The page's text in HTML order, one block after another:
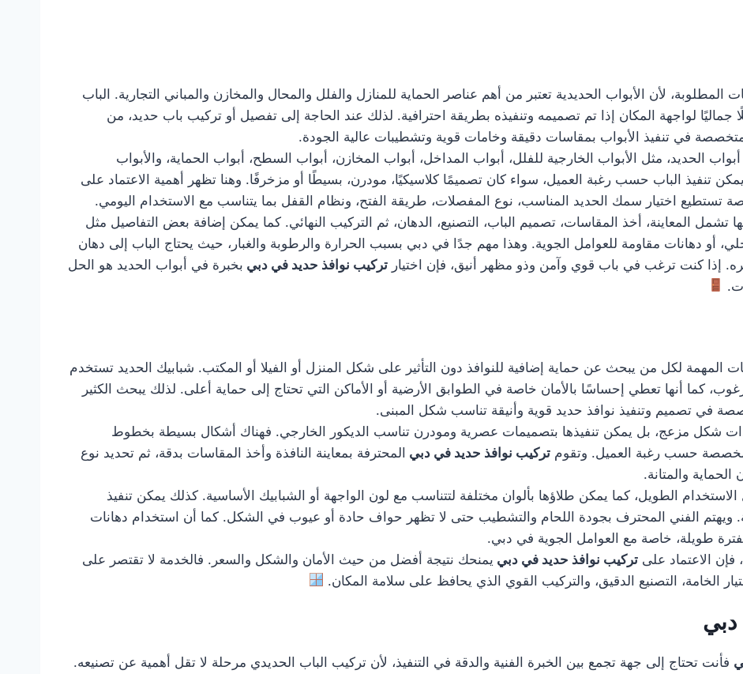
المطلوبة، لأن الأبواب الحديدية تعتبر من أهم عناصر الحماية للمنازل والفلل والمحال والمخازن والمباني التجارية. الباب
لواجهة المكان إذا تم تصميمه وتنفيذه بطريقة احترافية. لذلك عند الحاجة إلى تفصيل أو تركيب باب حديد، من
في تنفيذ الأبواب بمقاسات دقيقة وخامات قوية وتشطيبات عالية الجودة.
الحديد، مثل الأبواب الخارجية للفلل، أبواب المداخل، أبواب المخازن، أبواب السطح، أبواب الحماية، والأبواب
تنفيذ الباب حسب رغبة العميل، سواء كان تصميمًا كلاسيكيًا، مودرن، بسيطًا أو مزخرفًا. وهنا تظهر أهمية الاعتماد على
تستطيع اختيار سمك الحديد المناسب، نوع المفصلات، طريقة الفتح، ونظام القفل بما يتناسب مع الاستخدام اليومي.
المعاينة، أخذ المقاسات، تصميم الباب، التصنيع، الدهان، ثم التركيب النهائي. كما يمكن إضافة بعض التفاصيل مثل
أو دهانات مقاومة للعوامل الجوية. وهذا مهم جدًا في دبي بسبب الحرارة والرطوبة والغبار، حيث يحتاج الباب إلى دهان
إذا كنت ترغب في باب قوي وآمن وذو مظهر أنيق، فإن اختيار تركيب نوافذ حديد في دبي بخبرة في أبواب الحديد هو الحل
المهمة لكل من يبحث عن حماية إضافية للنوافذ دون التأثير على شكل المنزل أو الفيلا أو المكتب. شبابيك الحديد تستخدم
كما أنها تعطي إحساسًا بالأمان خاصة في الطوابق الأرضية أو الأماكن التي تحتاج إلى حماية أعلى. لذلك يبحث الكثير
في تصميم وتنفيذ نوافذ حديد قوية وأنيقة تناسب شكل المبنى.
ذات شكل مزعج، بل يمكن تنفيذها بتصميمات عصرية ومودرن تناسب الديكور الخارجي. فهناك أشكال بسيطة بخطوط
مخصصة حسب رغبة العميل. وتقوم تركيب نوافذ حديد في دبي المحترفة بمعاينة النافذة وأخذ المقاسات بدقة، ثم تحديد نوع
والمتانة.
الطويل، كما يمكن طلاؤها بألوان مختلفة لتتناسب مع لون الواجهة أو الشبابيك الأساسية. كذلك يمكن تنفيذ
ويهتم الفني المحترف بجودة اللحام والتشطيب حتى لا تظهر حواف حادة أو عيوب في الشكل. كما أن استخدام دهانات
طويلة، خاصة مع العوامل الجوية في دبي.
فإن الاعتماد على تركيب نوافذ حديد في دبي يمنحك نتيجة أفضل من حيث الأمان والشكل والسعر. فالخدمة لا تقتصر على
الخامة، التصنيع الدقيق، والتركيب القوي الذي يحافظ على سلامة المكان.
فأنت تحتاج إلى جهة تجمع بين الخبرة الفنية والدقة في التنفيذ، لأن تركيب الباب الحديدي مرحلة لا تقل أهمية عن تصنيعه.